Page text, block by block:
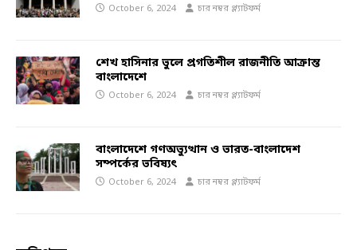
October 6, 2024 চার নম্বর প্ল্যাটফর্ম
শেখ হাসিনার ভুলে প্রগতিশীল রাজনীতি আক্রান্ত
বাংলাদেশে
October 6, 2024 চার নম্বর প্ল্যাটফর্ম
বাংলাদেশে গণঅভ্যুত্থান ও ভারত-বাংলাদেশ
সম্পর্কের ভবিষ্যৎ
October 6, 2024 চার নম্বর প্ল্যাটফর্ম